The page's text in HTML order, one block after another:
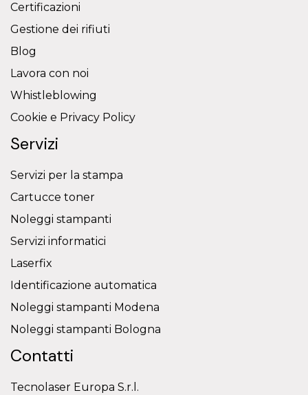
Certificazioni
Gestione dei rifiuti
Blog
Lavora con noi
Whistleblowing
Cookie e Privacy Policy
Servizi
Servizi per la stampa
Cartucce toner
Noleggi stampanti
Servizi informatici
Laserfix
Identificazione automatica
Noleggi stampanti Modena
Noleggi stampanti Bologna
Contatti
Tecnolaser Europa S.r.l.